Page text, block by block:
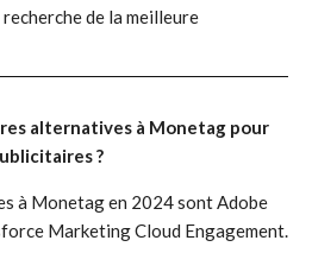
de la meilleure
alternatives à Monetag pour
?
à Monetag en 2024 sont Adobe
Marketing Cloud Engagement.